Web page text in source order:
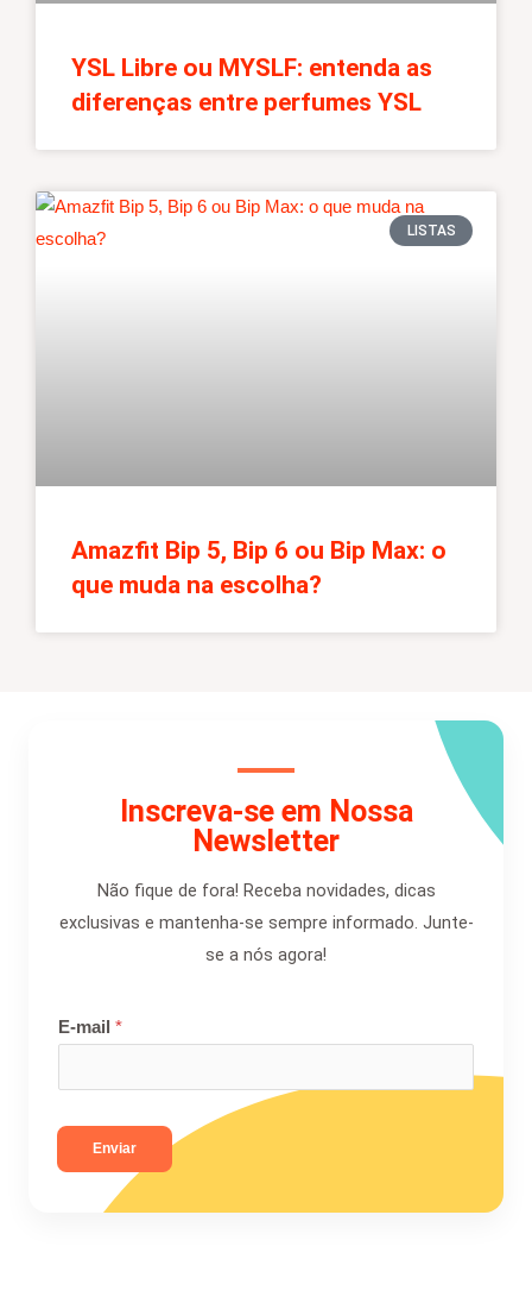
YSL Libre ou MYSLF: entenda as
diferenças entre perfumes YSL
LISTAS
Amazfit Bip 5, Bip 6 ou Bip Max: o
que muda na escolha?
Inscreva-se em Nossa
Newsletter
Não fique de fora! Receba novidades, dicas
exclusivas e mantenha-se sempre informado. Junte-
se a nós agora!
E-mail *
Enviar